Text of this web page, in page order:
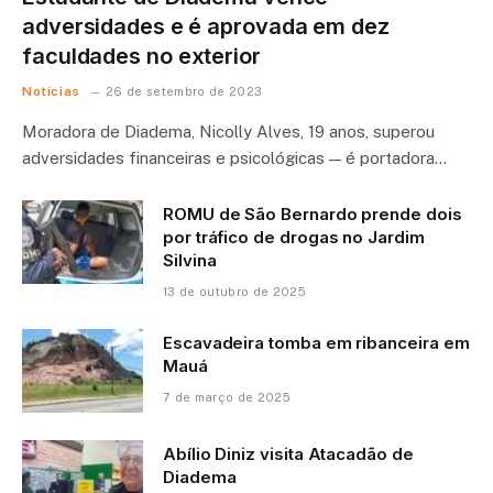
adversidades e é aprovada em dez
faculdades no exterior
Notícias 26 de setembro de 2023
Moradora de Diadema, Nicolly Alves, 19 anos, superou
adversidades financeiras e psicológicas — é portadora…
ROMU de São Bernardo prende dois
por tráfico de drogas no Jardim
Silvina
13 de outubro de 2025
Escavadeira tomba em ribanceira em
Mauá
7 de março de 2025
Abílio Diniz visita Atacadão de
Diadema